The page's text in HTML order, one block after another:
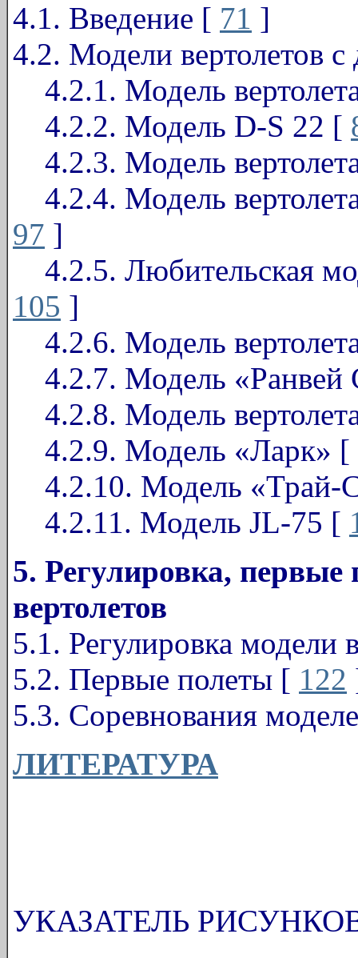
4.1. Введение [ 71 ]
4.2. Модели вертолетов
4.2.1. Модель
4.2.2. Модель D-S 22 [
4.2.3. Модель
4.2.4. Модель
97 ]
4.2.5. Любительская
105 ]
4.2.6. Модель
4.2.7. Модель «Ранвей
4.2.8. Модель
4.2.9. Модель «Ларк» [
4.2.10. Модель «Трай-
4.2.11. Модель JL-75 [
5. Регулировка, первые
вертолетов
5.1. Регулировка модели
5.2. Первые полеты [ 122
5.3. Соревнования
ЛИТЕРАТУРА
УКАЗАТЕЛЬ